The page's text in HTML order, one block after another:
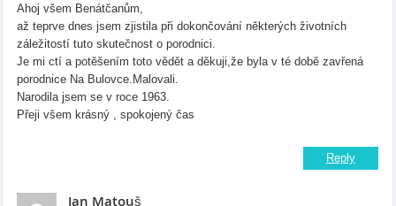
Ahoj všem Benátčanům,
až teprve dnes jsem zjistila při dokončování některých životních
záležitostí tuto skutečnost o porodnici.
Je mi ctí a potěšením toto vědět a děkuji,že byla v té době zavřená
porodnice Na Bulovce.Malovali.
Narodila jsem se v roce 1963.
Přeji všem krásný , spokojený čas
Reply
Jan Matouš